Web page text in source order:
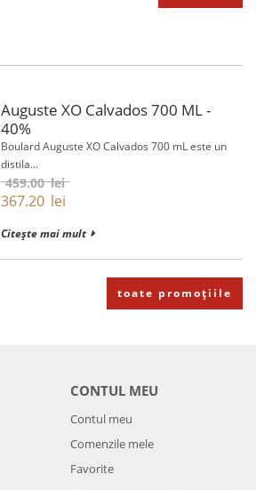
Auguste XO Calvados 700 ML -
40%
Boulard Auguste XO Calvados 700 mL este un
distila...
459.00lei
367.20 lei
Citește mai mult
toate promoțiile
CONTUL MEU
Contul meu
Comenzile mele
Favorite